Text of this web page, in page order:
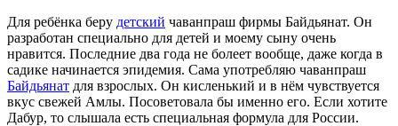
Для ребёнка беру детский чаванпраш фирмы Байдьянат. Он
разработан специально для детей и моему сыну очень
нравится. Последние два года не болеет вообще, даже когда в
садике начинается эпидемия. Сама употребляю чаванпраш
Байдьянат для взрослых. Он кисленький и в нём чувствуется
вкус свежей Амлы. Посоветовала бы именно его. Если хотите
Дабур, то слышала есть специальная формула для России.